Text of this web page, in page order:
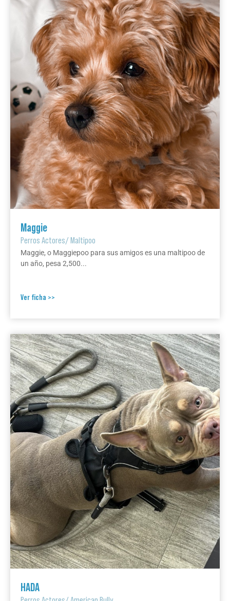
Maggie
Perros Actores/Maltipoo
Maggie, o Maggiepoo para sus amigos es una maltipoo de
un año, pesa 2,500...
Ver ficha >>
HADA